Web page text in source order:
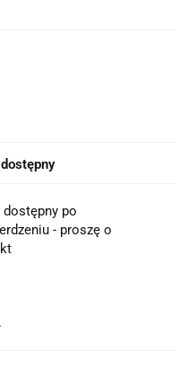
po
- proszę o